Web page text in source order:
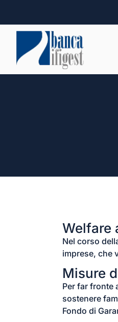
Welfare
Nel corso
imprese, che
Misure
Per far fronte
sostenere
Fondo di